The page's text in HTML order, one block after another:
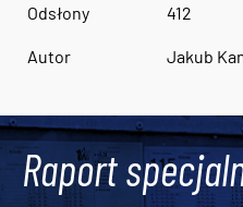
Odsłony 412
Autor Jakub
Raport